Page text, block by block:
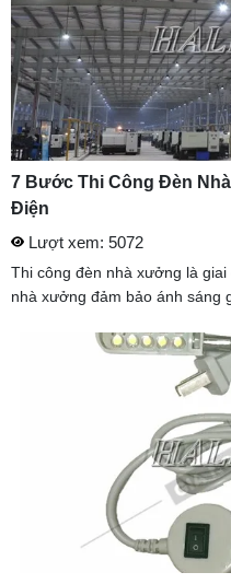
7 Bước Thi Công Đèn
Điện
Lượt xem: 5072
Thi công đèn nhà xưởng là
nhà xưởng đảm bảo ánh sáng